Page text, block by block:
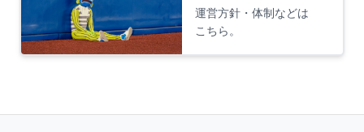
運営方針・体制などは
こちら。